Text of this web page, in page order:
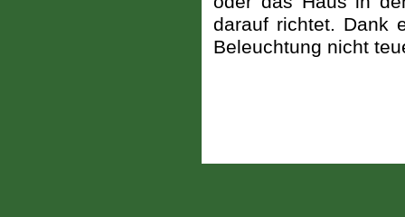
darauf richtet. Dank
Beleuchtung nicht